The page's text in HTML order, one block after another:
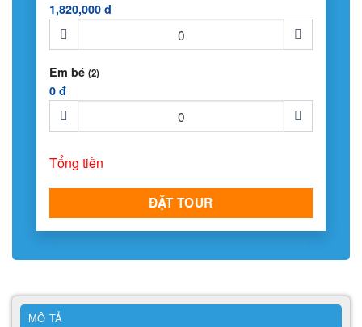
1,820,000 đ
Em bé (2)
0 đ
Tổng tiền
ĐẶT TOUR
MÔ TẢ